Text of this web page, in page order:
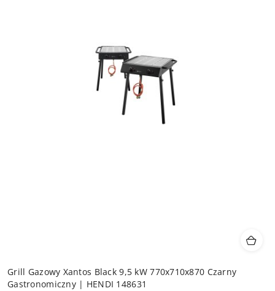
Grill Gazowy Xantos Black 9,5 kW 770x710x870 Czarny
Gastronomiczny | HENDI 148631